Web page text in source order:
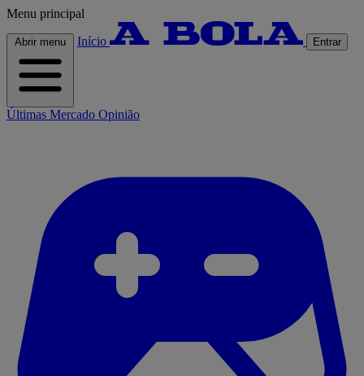
Menu principal
Abrir menu Início Entrar
Últimas Mercado Opinião